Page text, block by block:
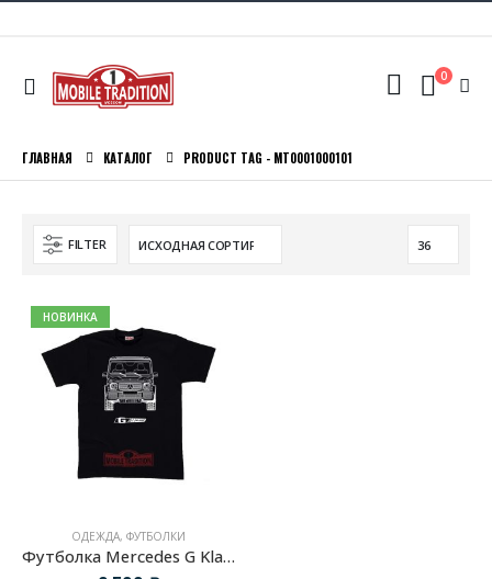
0
ГЛАВНАЯ КАТАЛОГ PRODUCT TAG - MT0001000101
FILTER
НОВИНКА
ОДЕЖДА, ФУТБОЛКИ
Футболка Mercedes G Klasse